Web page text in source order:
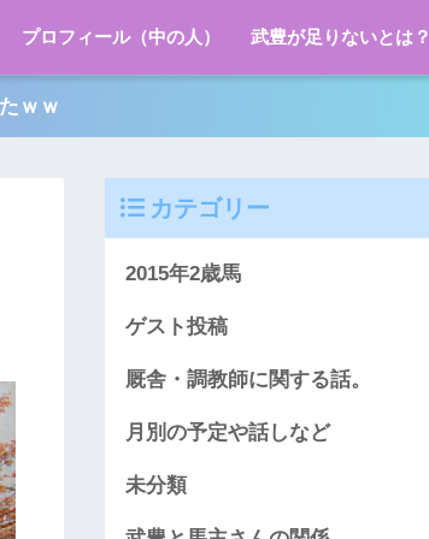
プロフィール（中の人） 武豊が足りないとは？
ｗｗ
カテゴリー
2015年2歳馬
ゲスト投稿
厩舎・調教師に関する話。
月別の予定や話しなど
未分類